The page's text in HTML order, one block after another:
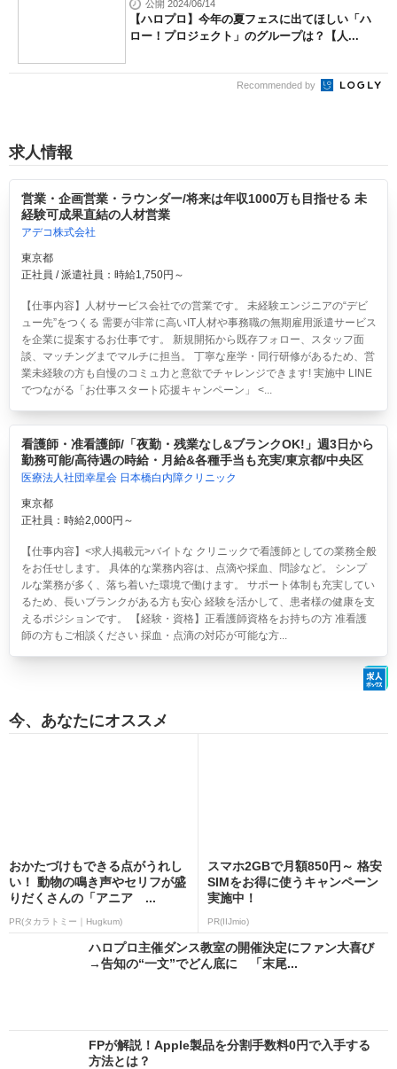
公開 2024/06/14
【ハロプロ】今年の夏フェスに出てほしい「ハ
ロー！プロジェクト」のグループは？【人...
Recommended by
求人情報
営業・企画営業・ラウンダー/将来は年収1000万も目指せる 未
経験可成果直結の人材営業
アデコ株式会社
東京都
正社員 / 派遣社員：時給1,750円～
【仕事内容】人材サービス会社での営業です。 未経験エンジニアの“デビ
ュー先”をつくる 需要が非常に高いIT人材や事務職の無期雇用派遣サービス
を企業に提案するお仕事です。 新規開拓から既存フォロー、スタッフ面
談、マッチングまでマルチに担当。 丁寧な座学・同行研修があるため、営
業未経験の方も自慢のコミュ力と意欲でチャレンジできます! 実施中 LINE
でつながる「お仕事スタート応援キャンペーン」 <...
看護師・准看護師/「夜勤・残業なし&ブランクOK!」週3日から
勤務可能/高待遇の時給・月給&各種手当も充実/東京都/中央区
医療法人社団幸星会 日本橋白内障クリニック
東京都
正社員：時給2,000円～
【仕事内容】<求人掲載元>バイトな クリニックで看護師としての業務全般
をお任せします。 具体的な業務内容は、点滴や採血、問診など。 シンプ
ルな業務が多く、落ち着いた環境で働けます。 サポート体制も充実してい
るため、長いブランクがある方も安心 経験を活かして、患者様の健康を支
えるポジションです。 【経験・資格】正看護師資格をお持ちの方 准看護
師の方もご相談ください 採血・点滴の対応が可能な方...
今、あなたにオススメ
おかたづけもできる点がうれし
い！ 動物の鳴き声やセリフが盛
りだくさんの「アニア ...
PR(タカラトミー｜Hugkum)
スマホ2GBで月額850円～ 格安
SIMをお得に使うキャンペーン
実施中！
PR(IIJmio)
ハロプロ主催ダンス教室の開催決定にファン大喜び
→告知の“一文”でどん底に 「末尾...
FPが解説！Apple製品を分割手数料0円で入手する
方法とは？